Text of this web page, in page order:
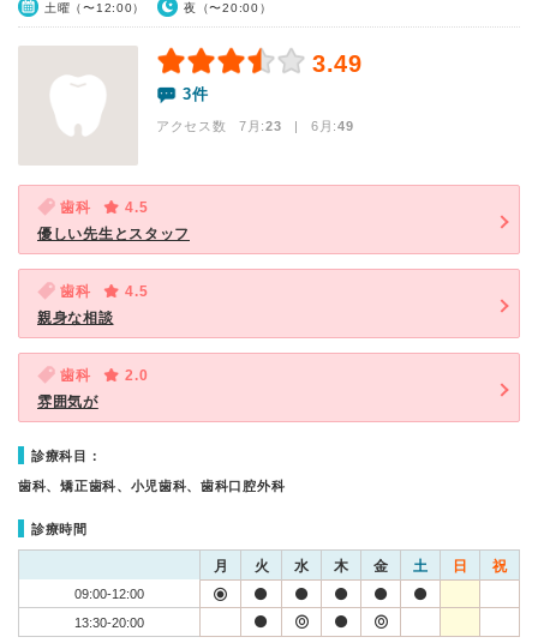
土曜（〜12:00） 夜（〜20:00）
3.49
3件
アクセス数 7月:23 | 6月:49
歯科
4.5
優しい先生とスタッフ
歯科
4.5
親身な相談
歯科
2.0
雰囲気が
診療科目：
歯科、矯正歯科、小児歯科、歯科口腔外科
診療時間
月 火 水 木 金 土 日 祝
09:00-12:00
13:30-20:00